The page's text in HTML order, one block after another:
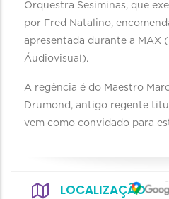
Orquestra Sesiminas, que
por Fred Natalino,
apresentada durante a MAX
Áudiovisual).
A regência é do Maestro
Drumond, antigo regente
vem como convidado para
LOCALIZAÇÃO